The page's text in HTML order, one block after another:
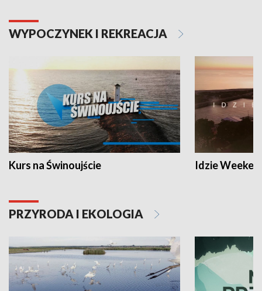
WYPOCZYNEK I REKREACJA
Kurs na Świnoujście Idzie
PRZYRODA I EKOLOGIA